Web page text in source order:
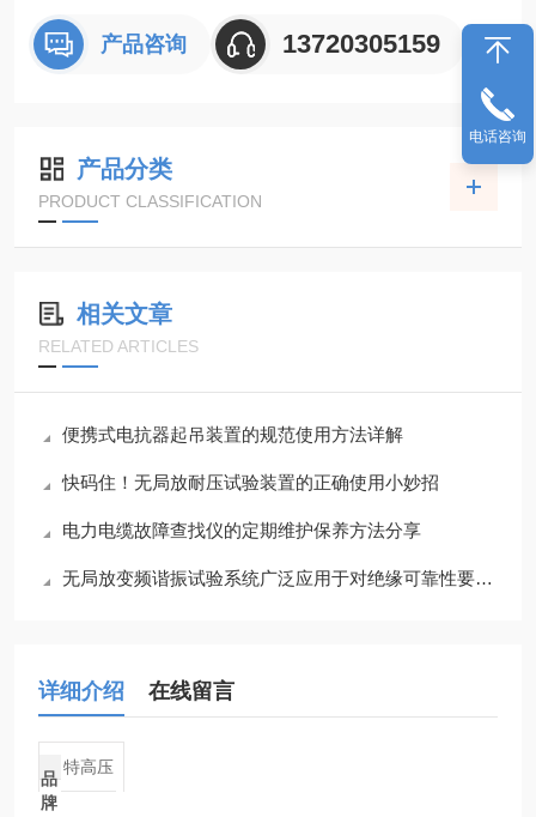
产品咨询 13720305159
产品分类
PRODUCT CLASSIFICATION
相关文章
RELATED ARTICLES
便携式电抗器起吊装置的规范使用方法详解
快码住！无局放耐压试验装置的正确使用小妙招
电力电缆故障查找仪的定期维护保养方法分享
无局放变频谐振试验系统广泛应用于对绝缘可靠性要求高的关键领域
详细介绍 在线留言
品
牌
特高压
电话咨询